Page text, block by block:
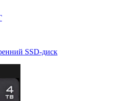
SSD-диск